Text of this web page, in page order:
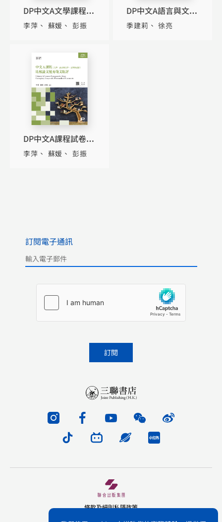
DP中文A文學課程試
卷1文學分析優秀範
李萍 蘇媛 彭振
DP中文A語言與文學
課程試卷（1）非文
季建莉 徐亮
DP中文A課程試卷2
比較論文優秀範文點
李萍 蘇媛 彭振
訂閱電子通訊
條款及細則私隱政策